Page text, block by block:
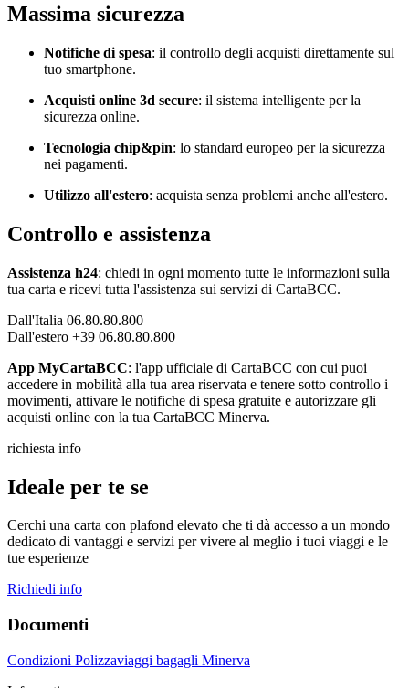
Massima sicurezza
Notifiche di spesa: il controllo degli acquisti direttamente sul
tuo smartphone.
Acquisti online 3d secure: il sistema intelligente per la
sicurezza online.
Tecnologia chip&pin: lo standard europeo per la sicurezza
nei pagamenti.
Utilizzo all'estero: acquista senza problemi anche all'estero.
Controllo e assistenza
Assistenza h24: chiedi in ogni momento tutte le informazioni sulla
tua carta e ricevi tutta l'assistenza sui servizi di CartaBCC.
Dall'Italia 06.80.80.800
Dall'estero +39 06.80.80.800
App MyCartaBCC: l'app ufficiale di CartaBCC con cui puoi
accedere in mobilità alla tua area riservata e tenere sotto controllo i
movimenti, attivare le notifiche di spesa gratuite e autorizzare gli
acquisti online con la tua CartaBCC Minerva.
richiesta info
Ideale per te se
Cerchi una carta con plafond elevato che ti dà accesso a un mondo
dedicato di vantaggi e servizi per vivere al meglio i tuoi viaggi e le
tue esperienze
Richiedi info
Documenti
Condizioni Polizzaviaggi bagagli Minerva